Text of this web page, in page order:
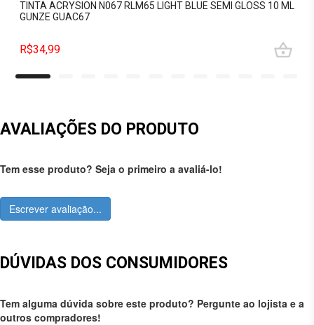
TINTA ACRYSION N067 RLM65 LIGHT BLUE SEMI GLOSS 10 ML
GUNZE GUAC67
R$34,99
AVALIAÇÕES DO PRODUTO
Tem esse produto? Seja o primeiro a avaliá-lo!
Escrever avaliação...
DÚVIDAS DOS CONSUMIDORES
Tem alguma dúvida sobre este produto? Pergunte ao lojista e a
outros compradores!